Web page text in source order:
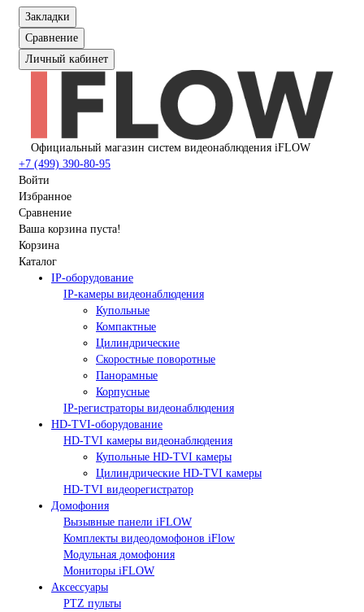
Закладки
Сравнение
Личный кабинет
Официальный магазин систем видеонаблюдения iFLOW
+7 (499) 390-80-95
Войти
Избранное
Сравнение
Ваша корзина пуста!
Корзина
Каталог
IP-оборудование
IP-камеры видеонаблюдения
Купольные
Компактные
Цилиндрические
Скоростные поворотные
Панорамные
Корпусные
IP-регистраторы видеонаблюдения
HD-TVI-оборудование
HD-TVI камеры видеонаблюдения
Купольные HD-TVI камеры
Цилиндрические HD-TVI камеры
HD-TVI видеорегистратор
Домофония
Вызывные панели iFLOW
Комплекты видеодомофонов iFlow
Модульная домофония
Мониторы iFLOW
Аксессуары
PTZ пульты